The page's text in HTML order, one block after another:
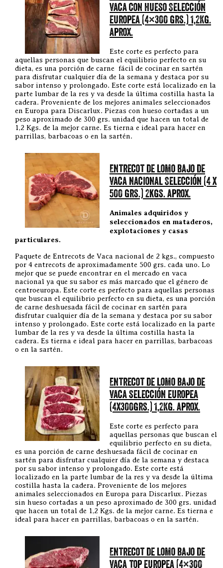
vaca con hueso Selección
europea (4×300 grs.) 1,2Kg.
aprox.
Este corte es perfecto para
aquellas personas que buscan el equilibrio perfecto en su
dieta, es una porción de carne fácil de cocinar en sartén
para disfrutar cualquier día de la semana y destaca por su
sabor intenso y prolongado. Este corte está localizado en la
parte lumbar de la res y va desde la última costilla hasta la
cadera. Proveniente de los mejores animales seleccionados
en Europa para Discarlux. Piezas con hueso cortadas a un
peso aproximado de 300 grs. unidad que hacen un total de
1,2 Kgs. de la mejor carne. Es tierna e ideal para hacer en
parrillas, barbacoas o en la sartén.
Entrecot de lomo bajo de
vaca nacional Selección (4 x
500 grs.) 2kgs. aprox.
Animales adquiridos y
seleccionados en mataderos,
explotaciones y casas
particulares.
Paquete de Entrecots de Vaca nacional de 2 kgs., compuesto
por 4 entrecots de aproximadamente 500 grs. cada uno. Lo
mejor que se puede encontrar en el mercado en vaca
nacional ya que su sabor es más marcado que el género de
centroeuropa. Este corte es perfecto para aquellas personas
que buscan el equilibrio perfecto en su dieta, es una porción
de carne deshuesada fácil de cocinar en sartén para
disfrutar cualquier día de la semana y destaca por su sabor
intenso y prolongado. Este corte está localizado en la parte
lumbar de la res y va desde la última costilla hasta la
cadera. Es tierna e ideal para hacer en parrillas, barbacoas
o en la sartén.
Entrecot de lomo bajo de
vaca selección europea
(4x300grs.) 1,2Kg. aprox.
Este corte es perfecto para
aquellas personas que buscan el
equilibrio perfecto en su dieta,
es una porción de carne deshuesada fácil de cocinar en
sartén para disfrutar cualquier día de la semana y destaca
por su sabor intenso y prolongado. Este corte está
localizado en la parte lumbar de la res y va desde la última
costilla hasta la cadera. Proveniente de los mejores
animales seleccionados en Europa para Discarlux. Piezas
sin hueso cortadas a un peso aproximado de 300 grs. unidad
que hacen un total de 1,2 Kgs. de la mejor carne. Es tierna e
ideal para hacer en parrillas, barbacoas o en la sartén.
Entrecot de lomo bajo de
vaca top europea (4×300